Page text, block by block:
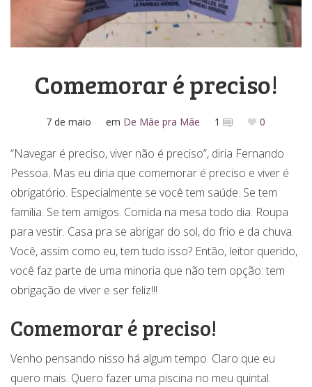
Comemorar é preciso!
7 de maio em De Mãe pra Mãe 1 0
“Navegar é preciso, viver não é preciso”, diria Fernando
Pessoa. Mas eu diria que comemorar é preciso e viver é
obrigatório. Especialmente se você tem saúde. Se tem
família. Se tem amigos. Comida na mesa todo dia. Roupa
para vestir. Casa pra se abrigar do sol, do frio e da chuva.
Você, assim como eu, tem tudo isso? Então, leitor querido,
você faz parte de uma minoria que não tem opção: tem
obrigação de viver e ser feliz!!!
Comemorar é preciso!
Venho pensando nisso há algum tempo. Claro que eu
quero mais. Quero fazer uma piscina no meu quintal.